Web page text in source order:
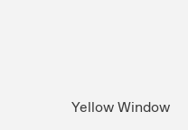
Yellow Window